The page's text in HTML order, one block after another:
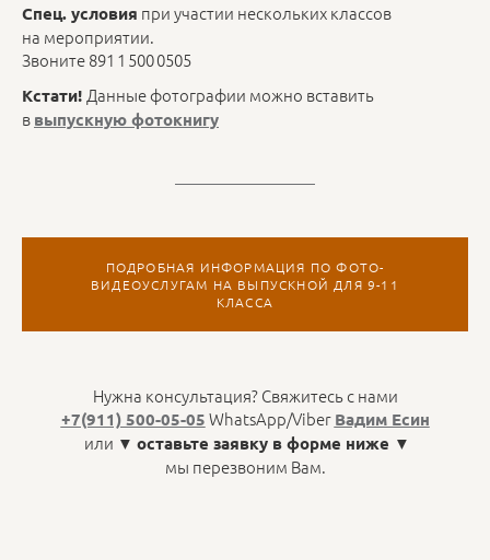
Спец. условия при участии нескольких классов
на мероприятии.
Звоните 891 1 500 0505
Кстати! Данные фотографии можно вставить
в выпускную фотокнигу
ПОДРОБНАЯ ИНФОРМАЦИЯ ПО ФОТО-
ВИДЕОУСЛУГАМ НА ВЫПУСКНОЙ ДЛЯ 9-11
КЛАССА
Нужна консультация? Свяжитесь с нами
+7(911) 500-05-05 WhatsApp/Viber Вадим Есин
или ▼ оставьте заявку в форме ниже ▼
мы перезвоним Вам.